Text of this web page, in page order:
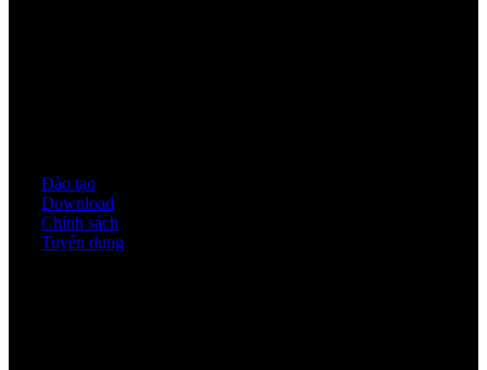
Đào tạo
Download
Chính sách
Tuyển dụng